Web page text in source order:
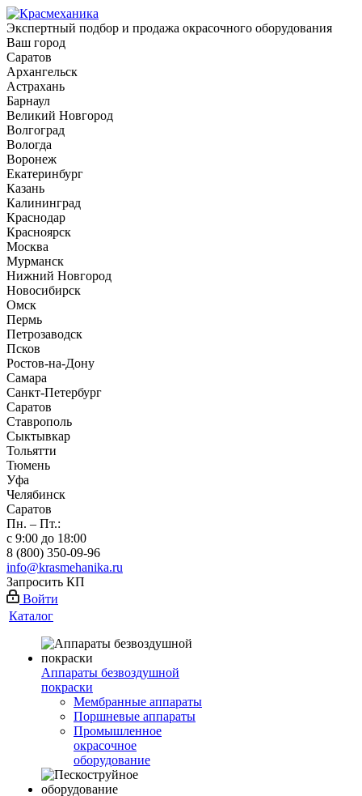
Экспертный подбор и продажа окрасочного оборудования
Ваш город
Саратов
Архангельск
Астрахань
Барнаул
Великий Новгород
Волгоград
Вологда
Воронеж
Екатеринбург
Казань
Калининград
Краснодар
Красноярск
Москва
Мурманск
Нижний Новгород
Новосибирск
Омск
Пермь
Петрозаводск
Псков
Ростов-на-Дону
Самара
Санкт-Петербург
Саратов
Ставрополь
Сыктывкар
Тольятти
Тюмень
Уфа
Челябинск
Саратов
Пн. – Пт.:
с 9:00 до 18:00
8 (800) 350-09-96
info@krasmehanika.ru
Запросить КП
Войти
Каталог
Аппараты безвоздушной
покраски
Мембранные аппараты
Поршневые аппараты
Промышленное
окрасочное
оборудование